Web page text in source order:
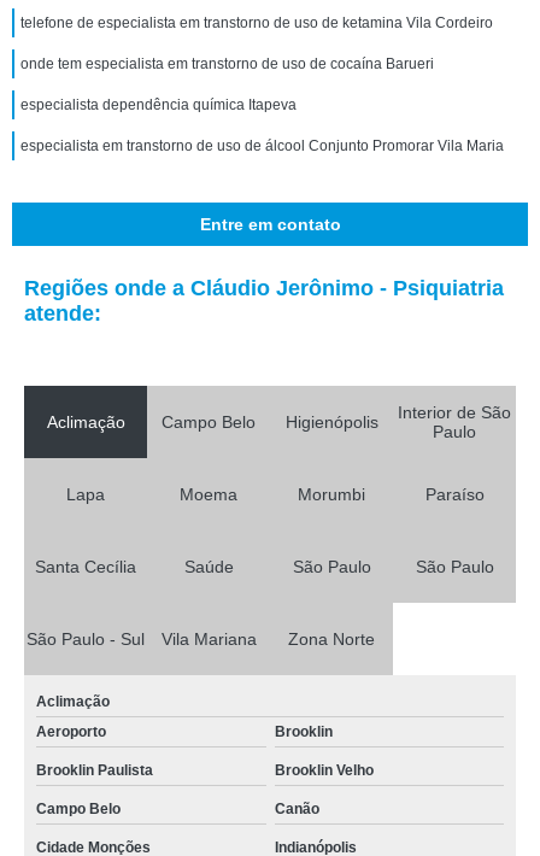
telefone de especialista em transtorno de uso de ketamina Vila Cordeiro
onde tem especialista em transtorno de uso de cocaína Barueri
especialista dependência química Itapeva
especialista em transtorno de uso de álcool Conjunto Promorar Vila Maria
Entre em contato
Regiões onde a Cláudio Jerônimo - Psiquiatria
atende:
Aclimação Campo Belo Higienópolis
Interior de São
Paulo
Lapa Moema Morumbi Paraíso
Santa Cecília Saúde São Paulo São Paulo
São Paulo - Sul Vila Mariana Zona Norte
Aclimação
Aeroporto
Brooklin
Brooklin Paulista Brooklin Velho
Campo Belo Canão
Cidade Monções Indianópolis